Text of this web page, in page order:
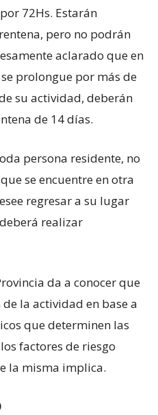
72Hs. Estarán
pero no podrán
aclarado que en
prolongue por más de
su actividad, deberán
de 14 días.
persona residente, no
se encuentre en otra
regresar a su lugar
realizar
da a conocer que
la actividad en base a
que determinen las
factores de riesgo
la misma implica.